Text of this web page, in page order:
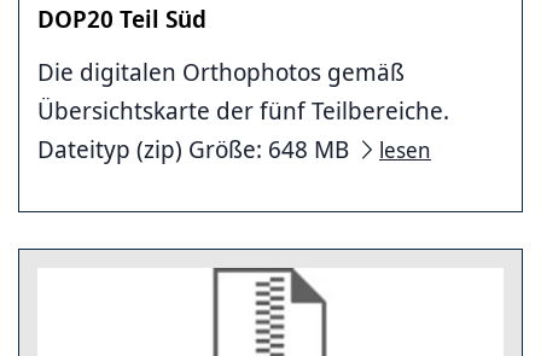
DOP20 Teil Süd
Die digitalen Orthophotos gemäß
Übersichtskarte der fünf Teilbereiche.
Dateityp (zip) Größe: 648 MB
lesen